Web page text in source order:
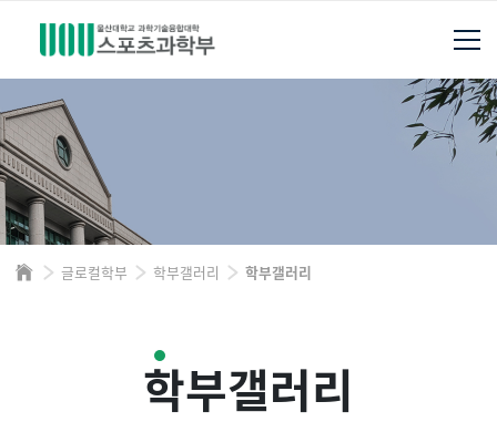
글로컬학부 학부갤러리 학부갤러리
학부갤러리